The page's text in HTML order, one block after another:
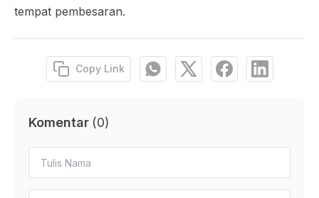
tempat pembesaran.
Copy Link
Komentar (0)